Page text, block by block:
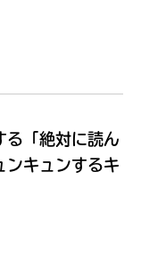
る 「絶対に読ん
ンキュンするキ